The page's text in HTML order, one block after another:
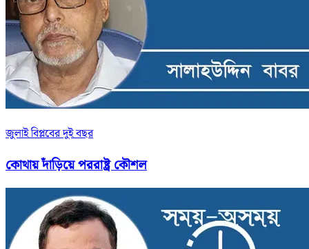
জুলাই বিপ্লবের দুই বছর
কোথায় দাঁড়িয়ে পররাষ্ট্র কৌশল